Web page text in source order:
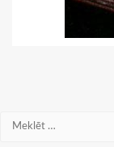
Meklēt: